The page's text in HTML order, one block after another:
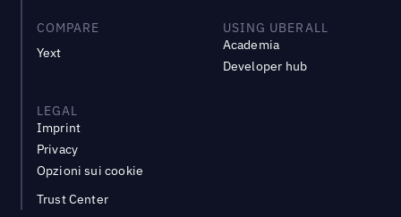
COMPARE
Yext
USING UBERALL
Academia
Developer hub
LEGAL
Imprint
Privacy
Opzioni sui cookie
Trust Center